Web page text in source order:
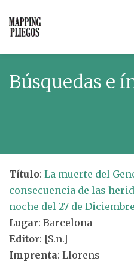
Búsquedas e
Título: La muerte del
consecuencia de las
noche del 27 de
Lugar: Barcelona
Editor: [S.n.]
Imprenta: Llorens